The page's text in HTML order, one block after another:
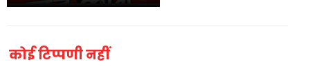
कोई टिप्पणी नहीं